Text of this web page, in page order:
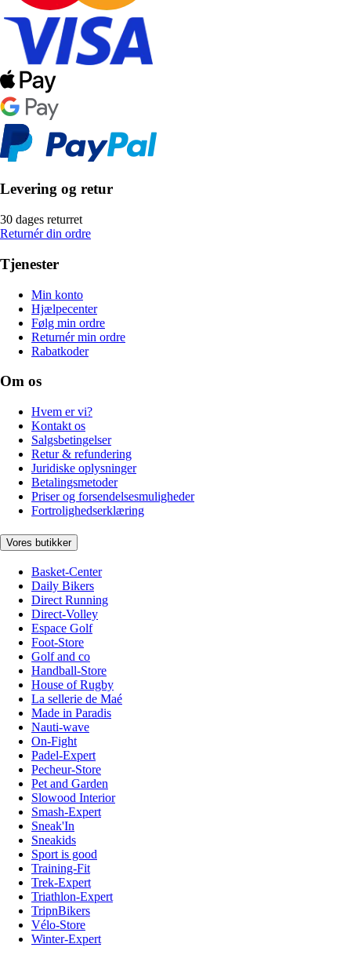
Levering og retur
30 dages returret
Returnér din ordre
Tjenester
Min konto
Hjælpecenter
Følg min ordre
Returnér min ordre
Rabatkoder
Om os
Hvem er vi?
Kontakt os
Salgsbetingelser
Retur & refundering
Juridiske oplysninger
Betalingsmetoder
Priser og forsendelsesmuligheder
Fortrolighedserklæring
Vores butikker
Basket-Center
Daily Bikers
Direct Running
Direct-Volley
Espace Golf
Foot-Store
Golf and co
Handball-Store
House of Rugby
La sellerie de Maé
Made in Paradis
Nauti-wave
On-Fight
Padel-Expert
Pecheur-Store
Pet and Garden
Slowood Interior
Smash-Expert
Sneak'In
Sneakids
Sport is good
Training-Fit
Trek-Expert
Triathlon-Expert
TripnBikers
Vélo-Store
Winter-Expert